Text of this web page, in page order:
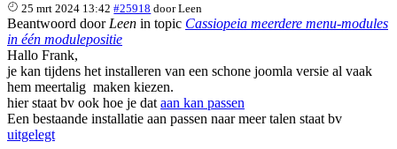
25 mrt 2024 13:42 #25918 doorLeen
Beantwoord door Leen in topic Cassiopeia meerdere menu-modules
in één modulepositie
Hallo Frank,
je kan tijdens het installeren van een schone joomla versie al vaak
hem meertalig maken kiezen.
hier staat bv ook hoe je dat aan kan passen
Een bestaande installatie aan passen naar meer talen staat bv
uitgelegt